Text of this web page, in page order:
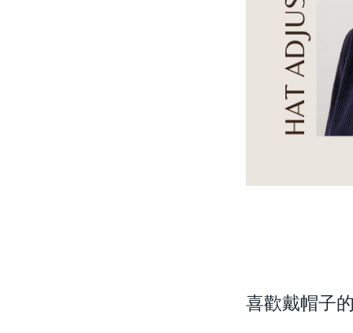
喜歡戴帽子